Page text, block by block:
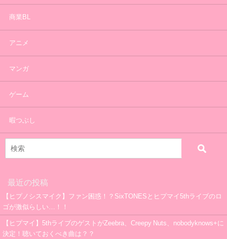
商業BL
アニメ
マンガ
ゲーム
暇つぶし
最近の投稿
【ヒプノシスマイク】ファン困惑！？SixTONESとヒプマイ5thライブのロ
ゴが激似らしい…！！
【ヒプマイ】5thライブのゲストがZeebra、Creepy Nuts、nobodyknows+に
決定！聴いておくべき曲は？？